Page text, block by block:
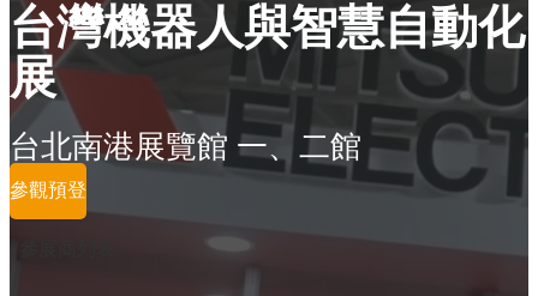
台灣機器人與智慧自動化
展
台北南港展覽館 一、二館
參觀預登